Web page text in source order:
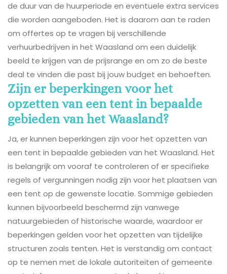
de duur van de huurperiode en eventuele extra services
die worden aangeboden. Het is daarom aan te raden
om offertes op te vragen bij verschillende
verhuurbedrijven in het Waasland om een duidelijk
beeld te krijgen van de prijsrange en om zo de beste
deal te vinden die past bij jouw budget en behoeften.
Zijn er beperkingen voor het
opzetten van een tent in bepaalde
gebieden van het Waasland?
Ja, er kunnen beperkingen zijn voor het opzetten van
een tent in bepaalde gebieden van het Waasland. Het
is belangrijk om vooraf te controleren of er specifieke
regels of vergunningen nodig zijn voor het plaatsen van
een tent op de gewenste locatie. Sommige gebieden
kunnen bijvoorbeeld beschermd zijn vanwege
natuurgebieden of historische waarde, waardoor er
beperkingen gelden voor het opzetten van tijdelijke
structuren zoals tenten. Het is verstandig om contact
op te nemen met de lokale autoriteiten of gemeente